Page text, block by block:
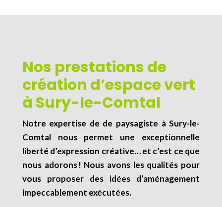
Nos prestations de
création d’espace vert
à Sury-le-Comtal
Notre expertise de de paysagiste àSury-le-
Comtalnous permet une exceptionnelle
liberté d’expression créative… et c’est ce que
nous adorons ! Nous avons les qualités pour
vous proposer des idées d’aménagement
impeccablement exécutées.